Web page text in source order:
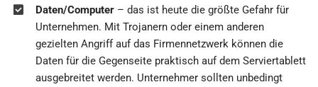
Daten/Computer – das ist heute die größte Gefahr für
Unternehmen. Mit Trojanern oder einem anderen
gezielten Angriff auf das Firmennetzwerk können die
Daten für die Gegenseite praktisch auf dem Serviertablett
ausgebreitet werden. Unternehmer sollten unbedingt